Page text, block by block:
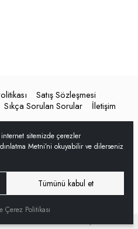
Satış Sözleşmesi
Sıkça Sorulan Sorular İletişim
sitemizde çerezler
Metni’ni okuyabilir ve dilerseniz
Tümünü kabul et
Politikası